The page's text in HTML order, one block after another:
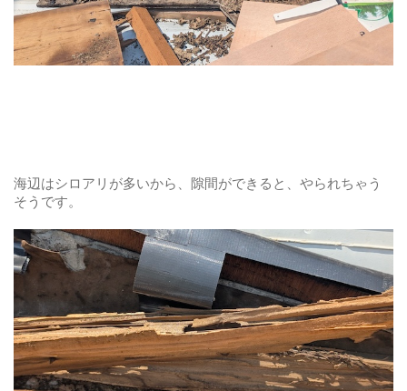
海辺はシロアリが多いから、隙間ができると、やられちゃう
そうです。